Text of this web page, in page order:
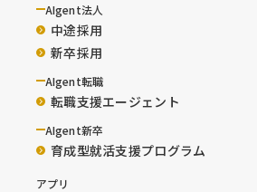
AIgent法人
中途採用
新卒採用
AIgent転職
転職支援エージェント
AIgent新卒
育成型就活支援プログラム
アプリ